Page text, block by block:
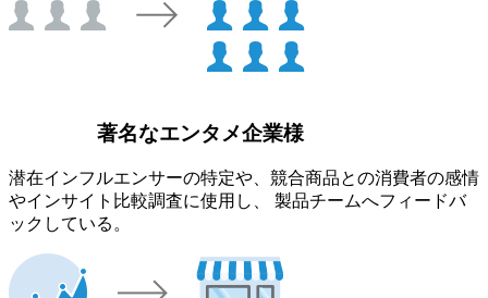
著名なエンタメ企業様
潜在インフルエンサーの特定や、競合商品との消費者の感情
やインサイト比較調査に使用し、 製品チームへフィードバ
ックしている。